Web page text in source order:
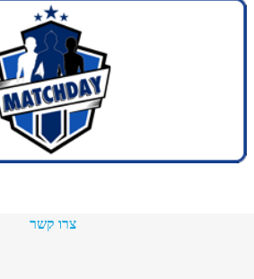
צרו קשר